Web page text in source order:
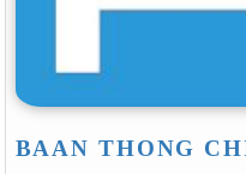
BAAN THONG